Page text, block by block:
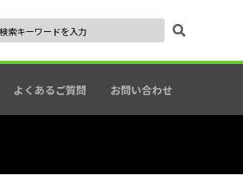
よくあるご質問 お問い合わせ